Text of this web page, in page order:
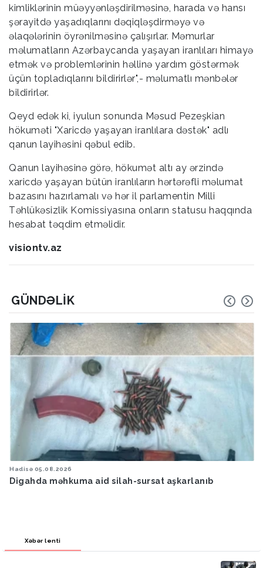
kimliklərinin müəyyənləşdirilməsinə, harada və hansı
şərayitdə yaşadıqlarını dəqiqləşdirməyə və
əlaqələrinin öyrənilməsinə çalışırlar. Məmurlar
məlumatların Azərbaycanda yaşayan iranlıları himayə
etmək və problemlərinin həllinə yardım göstərmək
üçün topladıqlarını bildirirlər",- məlumatlı mənbələr
bildirirlər.
Qeyd edək ki, iyulun sonunda Məsud Pezeşkian
hökuməti "Xaricdə yaşayan iranlılara dəstək" adlı
qanun layihəsini qəbul edib.
Qanun layihəsinə görə, hökumət altı ay ərzində
xaricdə yaşayan bütün iranlıların hərtərəfli məlumat
bazasını hazırlamalı və hər il parlamentin Milli
Təhlükəsizlik Komissiyasına onların statusu haqqında
hesabat təqdim etməlidir.
visiontv.az
GÜNDƏLIK
Hadisə 05.08.2026
Digahda məhkuma aid silah-sursat aşkarlanıb
Xəbər lenti